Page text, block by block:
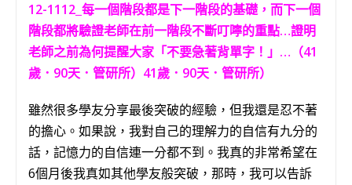
12-1112 每一個階段都是下一階段的基礎，而下一個
階段都將驗證老師在前一階段不斷叮嚀的重點…證明
老師之前為何提醒大家「不要急著背單字！」…（41
歲．90天．管研所）41歲．90天．管研所）
雖然很多學友分享最後突破的經驗，但我還是忍不著
的擔心。如果說，我對自己的理解力的自信有九分的
話，記憶力的自信連一分都不到。我真的非常希望在
6個月後我真如其他學友般突破，那時，我可以告訴